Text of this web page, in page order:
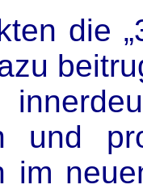
die
und
im